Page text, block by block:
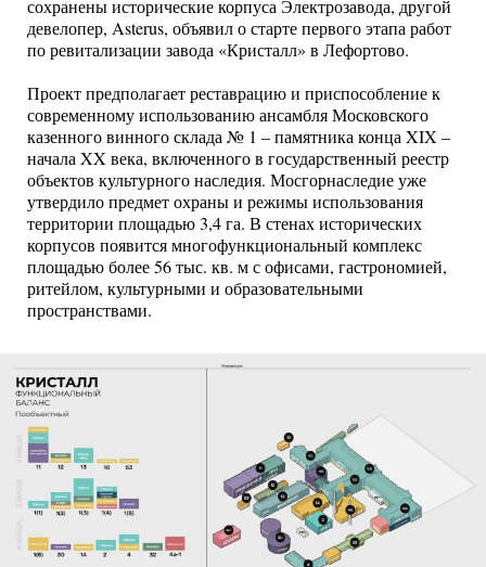
Эко
сохранены исторические корпуса Электрозавода, другой
девелопер, Asterus, объявил о старте первого этапа работ
по ревитализации завода «Кристалл» в Лефортово.
Проект предполагает реставрацию и приспособление к
современному использованию ансамбля Московского
казенного винного склада № 1 – памятника конца XIX –
начала XX века, включенного в государственный реестр
объектов культурного наследия. Мосгорнаследие уже
утвердило предмет охраны и режимы использования
территории площадью 3,4 га. В стенах исторических
корпусов появится многофункциональный комплекс
площадью более 56 тыс. кв. м с офисами, гастрономией,
ритейлом, культурными и образовательными
пространствами.